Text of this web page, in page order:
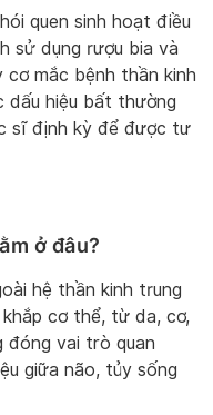
quen sinh hoạt điều
sử dụng rượu bia và
cơ mắc bệnh thần kinh
dấu hiệu bất thường
sĩ định kỳ để được tư
ở đâu?
hệ thần kinh trung
cơ thể, từ da, cơ,
đóng vai trò quan
giữa não, tủy sống